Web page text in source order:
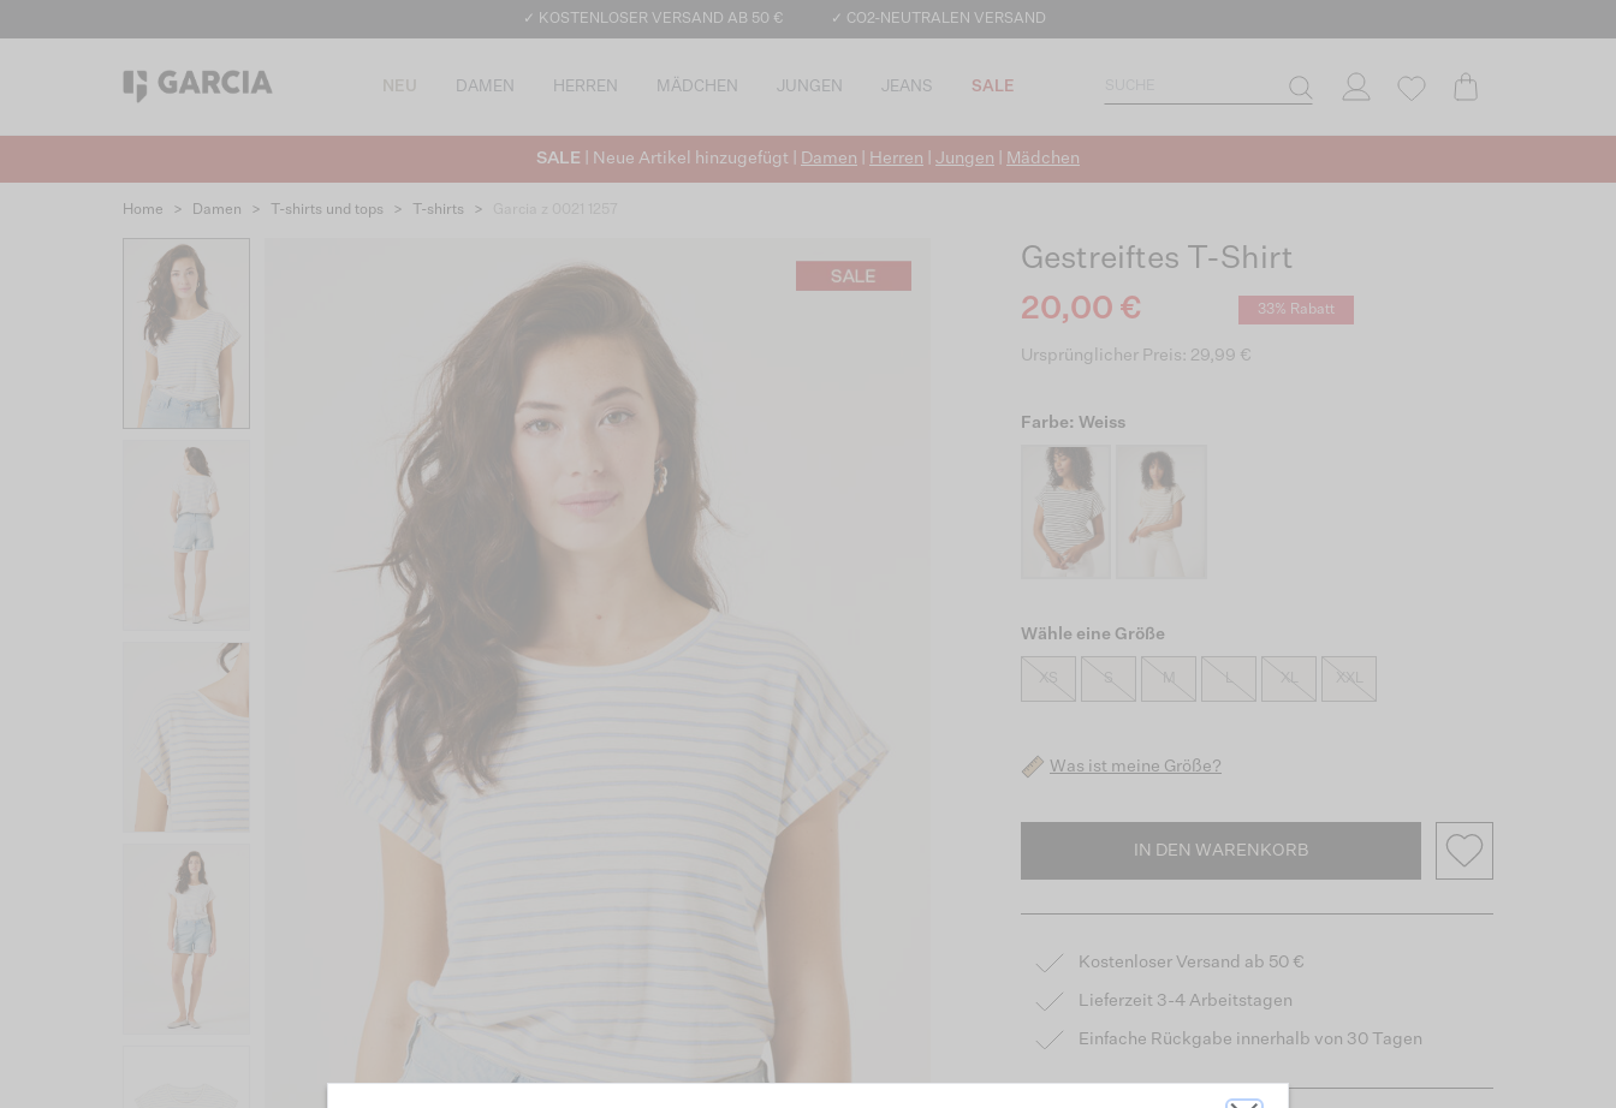
✓ KOSTENLOSER VERSAND AB 50 € ✓ CO2-NEUTRALEN VERSAND
NEU DAMEN HERREN MÄDCHEN JUNGEN JEANS SALE
SALE | Neue Artikel hinzugefügt | Damen Herren Jungen Mädchen
Home > Damen > T-shirts und tops > T-shirts >
Gestreiftes T-Shirt
20,00 €
33% Rabatt
Ursprünglicher Preis: 29,99 €
Farbe: Weiss
Wähle eine Größe
XS M XL XXL
Was ist meine Größe?
IN DEN WARENKORB
Kostenloser Versand ab 50 €
Lieferzeit 3-4 Arbeitstagen
Einfache Rückgabe innerhalb von 30 Tagen